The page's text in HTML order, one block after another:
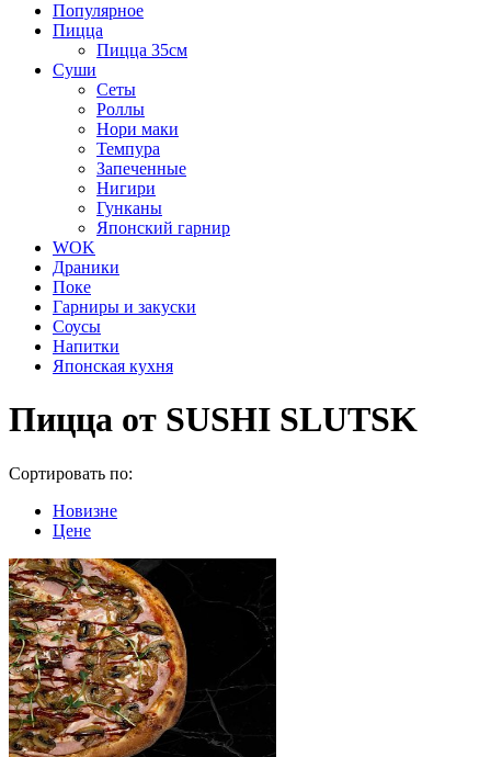
Популярное
Пицца
Пицца 35см
Суши
Сеты
Роллы
Нори маки
Темпура
Запеченные
Нигири
Гунканы
Японский гарнир
WOK
Драники
Поке
Гарниры и закуски
Соусы
Напитки
Японская кухня
Пицца от SUSHI SLUTSK
Сортировать по:
Новизне
Цене